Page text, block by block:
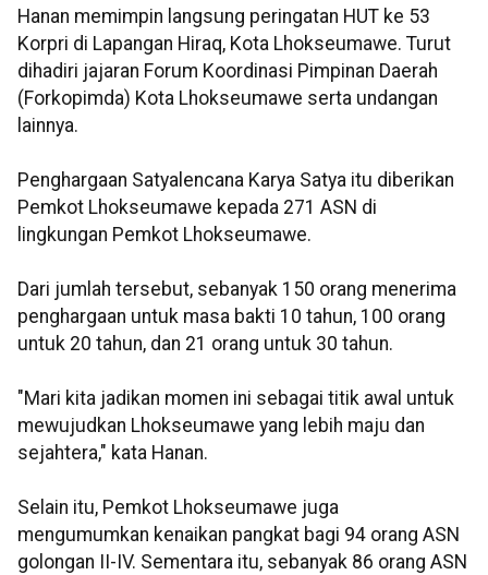
Hanan memimpin langsung peringatan HUT ke 53
Korpri di Lapangan Hiraq, Kota Lhokseumawe. Turut
dihadiri jajaran Forum Koordinasi Pimpinan Daerah
(Forkopimda) Kota Lhokseumawe serta undangan
lainnya.
Penghargaan Satyalencana Karya Satya itu diberikan
Pemkot Lhokseumawe kepada 271 ASN di
lingkungan Pemkot Lhokseumawe.
Dari jumlah tersebut, sebanyak 150 orang menerima
penghargaan untuk masa bakti 10 tahun, 100 orang
untuk 20 tahun, dan 21 orang untuk 30 tahun.
"Mari kita jadikan momen ini sebagai titik awal untuk
mewujudkan Lhokseumawe yang lebih maju dan
sejahtera," kata Hanan.
Selain itu, Pemkot Lhokseumawe juga
mengumumkan kenaikan pangkat bagi 94 orang ASN
golongan II-IV. Sementara itu, sebanyak 86 orang ASN